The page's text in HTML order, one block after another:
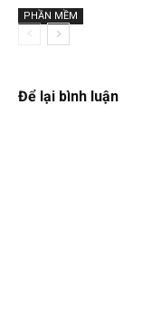
PHẦN MỀM
Để lại bình luận